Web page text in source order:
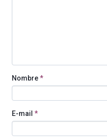
Nombre*
E-mail *